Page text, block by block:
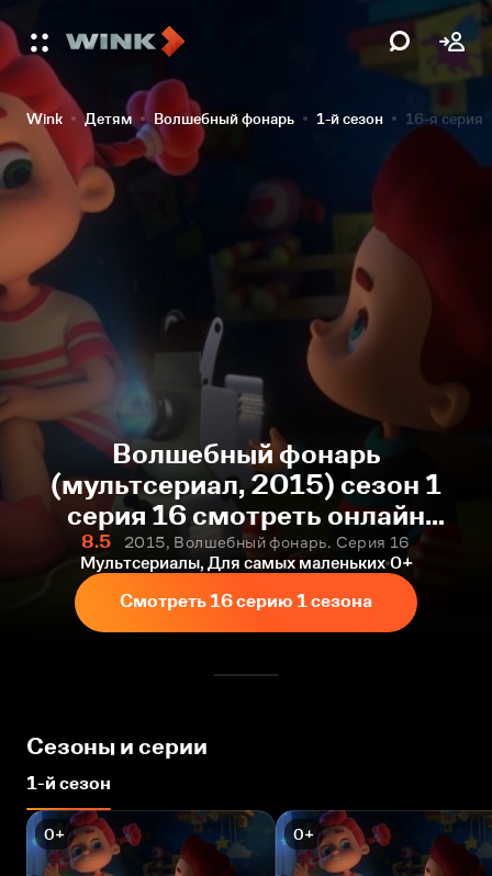
Wink Детям Волшебный фонарь 1-й сезон 16-я серия
Волшебный фонарь
(мультсериал, 2015) сезон 1
серия 16 смотреть онлайн
бесплатно
8.5
2015, Волшебный фонарь. Серия 16
Мультсериалы, Для самых маленьких 0+
Смотреть 16 серию 1 сезона
Сезоны и серии
1-й сезон
0+ 0+